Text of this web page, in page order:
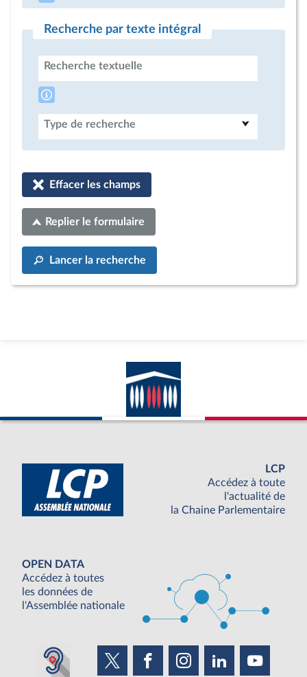
Recherche par texte intégral
Recherche textuelle
Type de recherche
Effacer les champs
Replier le formulaire
Lancer la recherche
LCP
Accédez à toute
l'actualité de
la Chaine Parlementaire
OPEN DATA
Accédez à toutes
les données de
l'Assemblée nationale